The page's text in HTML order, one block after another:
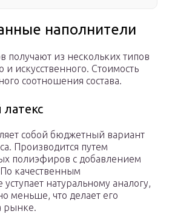
наполнители
получают из нескольких типов
и искусственного. Стоимость
соотношения состава.
собой бюджетный вариант
Производится путем
полиэфиров с добавлением
качественным
натуральному аналогу,
меньше, что делает его
рынке.